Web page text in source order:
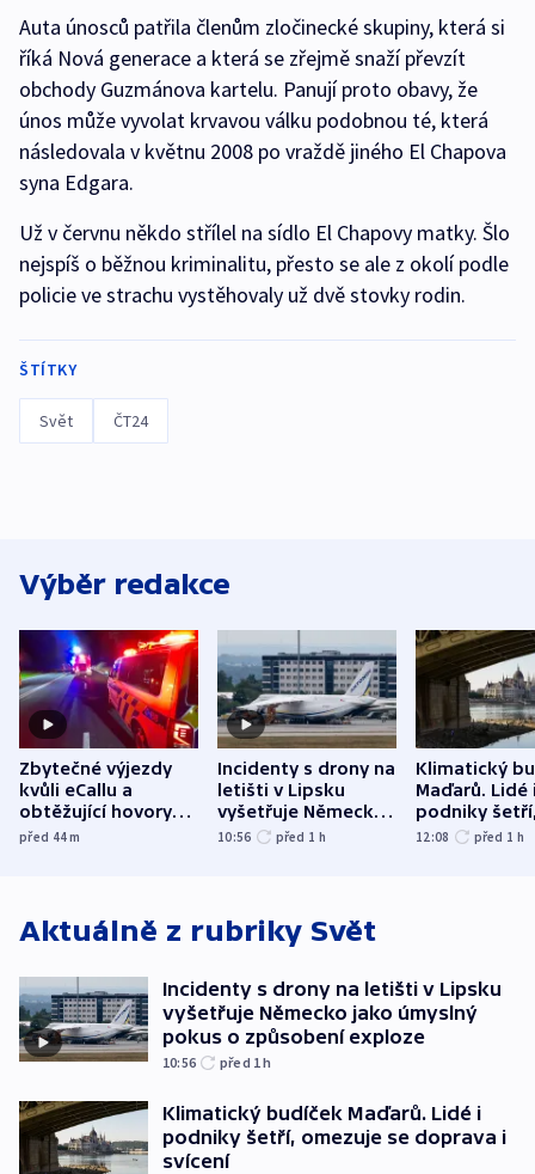
Auta únosců patřila členům zločinecké skupiny, která si
říká Nová generace a která se zřejmě snaží převzít
obchody Guzmánova kartelu. Panují proto obavy, že
únos může vyvolat krvavou válku podobnou té, která
následovala v květnu 2008 po vraždě jiného El Chapova
syna Edgara.
Už v červnu někdo střílel na sídlo El Chapovy matky. Šlo
nejspíš o běžnou kriminalitu, přesto se ale z okolí podle
policie ve strachu vystěhovaly už dvě stovky rodin.
ŠTÍTKY
Svět ČT24
Výběr redakce
Zbytečné výjezdy
kvůli eCallu a
obtěžující hovory
zdržují záchranáře
před 44m
Incidenty s drony na
letišti v Lipsku
vyšetřuje Německo
jako úmyslný pokus
10:56 před 1 h
Klimatický
Maďarů. Lidé
podniky
omezuje se
12:08 před 1 h
Aktuálně z rubriky Svět
Incidenty s drony na letišti v Lipsku
vyšetřuje Německo jako úmyslný
pokus o způsobení exploze
10:56 před 1h
Klimatický budíček Maďarů. Lidé i
podniky šetří, omezuje se doprava i
svícení